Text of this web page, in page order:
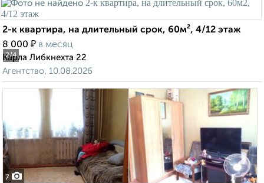
2/4
2-к квартира, на длительный срок, 60м², 4/12 этаж
8 000 ₽ в месяц
Карла Либкнехта 22
Агентство, 10.08.2026
7